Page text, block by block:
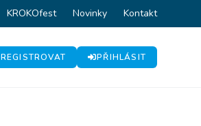
KROKOfest Novinky Kontakt
REGISTROVAT PŘIHLÁSIT